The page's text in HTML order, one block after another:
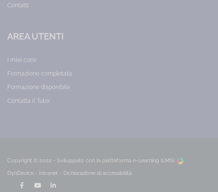
Contatti
AREA UTENTI
I miei corsi
Formazione completata
Formazione disponibile
Contatta il Tutor
Copyright © 2022 - Sviluppato con la piattaforma e-Learning (LMS)
DynDevice - Intranet - Dichiarazione di accessibilità